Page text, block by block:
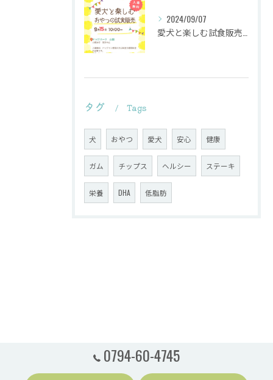
2024/09/07
愛犬と楽しむ試食販売会を行います。
タグ Tags
犬 おやつ 愛犬 安心 健康
ガム チップス ヘルシー ステーキ
栄養 DHA 低脂肪
0794-60-4745